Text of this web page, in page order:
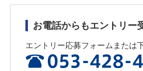
お電話からもエントリー
エントリー応募フォームまたは